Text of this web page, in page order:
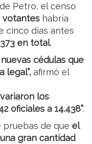
Petro, el censo
votantes habría
cinco días antes
en total.
cédulas que
legal”, afirmó el
los
oficiales a 14.438”.
pruebas de que el
gran cantidad